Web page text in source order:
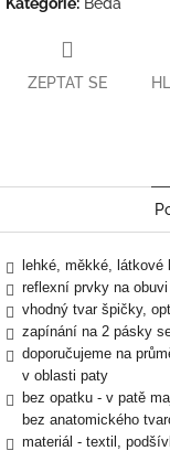
ZEPTAT SE
lehké, měkké, látkové
reflexní prvky na obuvi
vhodný tvar špičky,
zapínání na 2 pásky
doporučujeme na
v oblasti paty
bez opatku - v patě
bez anatomického
materiál - textil,